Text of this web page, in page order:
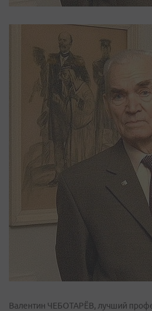
Валентин ЧЕБОТАРЁВ, лучший